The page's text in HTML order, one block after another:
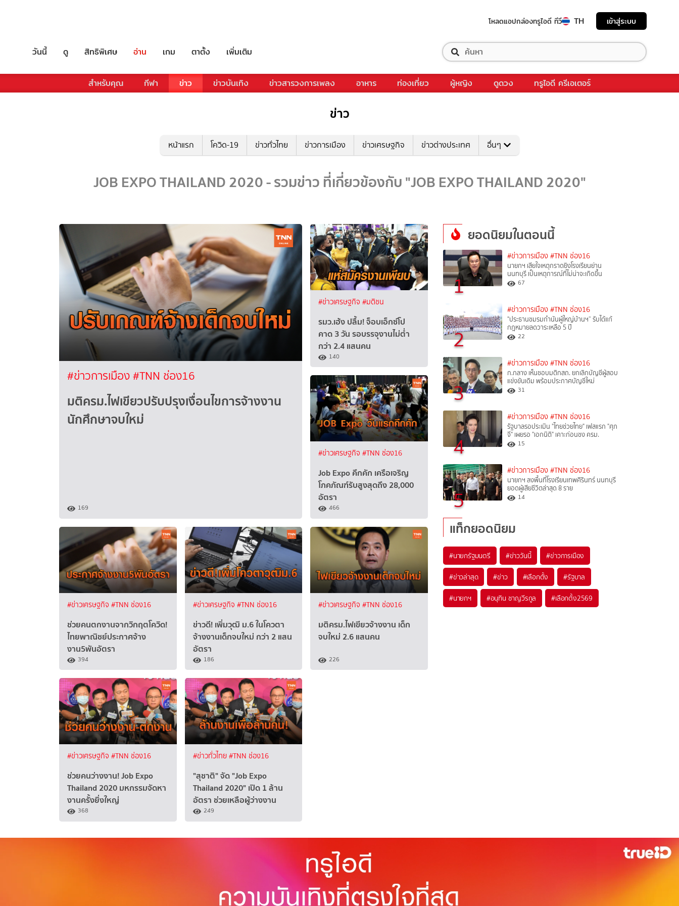
โหลดแอปกล่องทรูไอดี ทีวี TH เข้าสู่ระบบ
วันนี้ ดู สิทธิพิเศษ อ่าน เกม ตาตั้ง เพิ่มเติม
สำหรับคุณ กีฬา ข่าว ข่าวบันเทิง ข่าวสารวงการเพลง อาหาร ท่องเที่ยว ผู้หญิง ดูดวง ทรูไอดี ครีเอเตอร์
ข่าว
หน้าแรก โควิด-19 ข่าวทั่วไทย ข่าวการเมือง ข่าวเศรษฐกิจ ข่าวต่างประเทศ อื่นๆ
JOB EXPO THAILAND 2020 - รวมข่าว ที่เกี่ยวข้องกับ "JOB EXPO THAILAND 2020"
#ข่าวการเมือง#TNN ช่อง16
มติครม.ไฟเขียวปรับปรุงเงื่อนไขการจ้างงาน
นักศึกษาจบใหม่
169
#ข่าวเศรษฐกิจ#มติชน
รมว.เฮ้ง ปลื้ม! จ็อบเอ็กซ์โป
คาด 3 วัน รอบรรจุงานไม่ต่ำ
กว่า 2.4 แสนคน
140
#ข่าวเศรษฐกิจ#TNN ช่อง16
Job Expo คึกคัก เครือเจริญ
โภคภัณฑ์รับสูงสุดถึง 28,000
อัตรา
466
#ข่าวเศรษฐกิจ #TNN ช่อง16
ช่วยคนตกงานจากวิกฤตโควิด!
ไทยพาณิชย์ประกาศจ้าง
งาน5พันอัตรา
394
#ข่าวเศรษฐกิจ #TNN ช่อง16
ข่าวดี! เพิ่มวุฒิ ม.6 ในโควตา
จ้างงานเด็กจบใหม่ กว่า 2 แสน
อัตรา
186
#ข่าวเศรษฐกิจ#TNN ช่อง16
มติครม.ไฟเขียวจ้างงาน เด็ก
จบใหม่ 2.6 แสนคน
226
#ข่าวเศรษฐกิจ #TNN ช่อง16
ช่วยคนว่างงาน! Job Expo
Thailand 2020 มหกรรมจัดหา
งานครั้งยิ่งใหญ่
368
#ข่าวทั่วไทย#TNN ช่อง16
"สุชาติ" จัด "Job Expo
Thailand 2020" เปิด 1 ล้าน
อัตรา ช่วยเหลือผู้ว่างงาน
249
ยอดนิยมในตอนนี้
1
#ข่าวการเมือง #TNN ช่อง16
นายกฯ เสียใจเหตุกราดยิงโรงเรียนย่าน
นนทบุรี เป็นเหตุการณ์ที่ไม่น่าจะเกิดขึ้น
67
2
#ข่าวการเมือง #TNN ช่อง16
"ประธานชมรมกำนันผู้ใหญ่บ้านฯ” รับได้แก้
กฎหมายลดวาระเหลือ 5 ปี
22
3
#ข่าวการเมือง #TNN ช่อง16
ก.กลาง เห็นชอบมติกสถ. ยกเลิกบัญชีผู้สอบ
แข่งขันเดิม พร้อมประกาศบัญชีใหม่
31
4
#ข่าวการเมือง #TNN ช่อง16
รัฐบาลรอประเมิน "ไทยช่วยไทย" เฟสแรก "ศุภ
จี" เผยรอ "เอกนิติ" เคาะก่อนชง ครม.
15
5
#ข่าวการเมือง #TNN ช่อง16
นายกฯ ลงพื้นที่โรงเรียนเทพศิรินทร์ นนทบุรี
ยอดผู้เสียชีวิตล่าสุด 8 ราย
14
แท็กยอดนิยม
#นายกรัฐมนตรี #ข่าววันนี้ #ข่าวการเมือง
#ข่าวล่าสุด #ข่าว #เลือกตั้ง #รัฐบาล
#นายกฯ #อนุทิน ชาญวีรกูล #เลือกตั้ง2569